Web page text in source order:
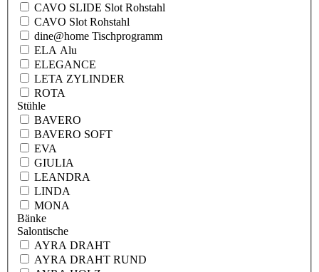
CAVO SLIDE Slot Rohstahl
CAVO Slot Rohstahl
dine@home Tischprogramm
ELA Alu
ELEGANCE
LETA ZYLINDER
ROTA
Stühle
BAVERO
BAVERO SOFT
EVA
GIULIA
LEANDRA
LINDA
MONA
Bänke
Salontische
AYRA DRAHT
AYRA DRAHT RUND